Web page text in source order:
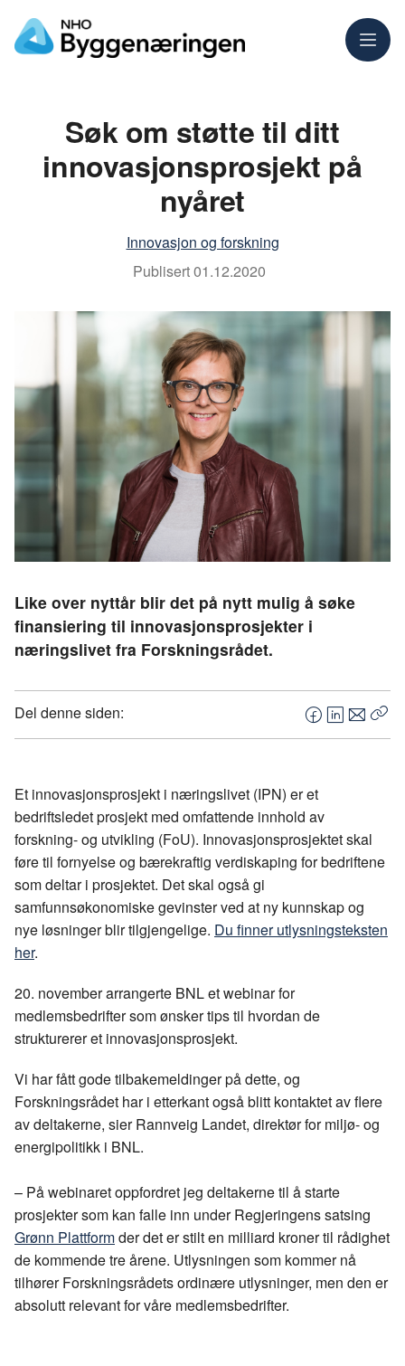
Meny
Søk om støtte til ditt
innovasjonsprosjekt på
nyåret
Innovasjon og forskning
Publisert01.12.2020
Like over nyttår blir det på nytt mulig å søke
finansiering til innovasjonsprosjekter i
næringslivet fra Forskningsrådet.
Del denne siden:
F
a
e
b
o
o
L
i
d
I
E
-
t
Et innovasjonsprosjekt i næringslivet (IPN) er et
bedriftsledet prosjekt med omfattende innhold av
forskning- og utvikling (FoU). Innovasjonsprosjektet skal
føre til fornyelse og bærekraftig verdiskaping for bedriftene
som deltar i prosjektet. Det skal også gi
samfunnsøkonomiske gevinster ved at ny kunnskap og
nye løsninger blir tilgjengelige. Du finner utlysningsteksten
her.
20. november arrangerte BNL et webinar for
medlemsbedrifter som ønsker tips til hvordan de
strukturerer et innovasjonsprosjekt.
Vi har fått gode tilbakemeldinger på dette, og
Forskningsrådet har i etterkant også blitt kontaktet av flere
av deltakerne, sier Rannveig Landet, direktør for miljø- og
energipolitikk i BNL.
– På webinaret oppfordret jeg deltakerne til å starte
prosjekter som kan falle inn under Regjeringens satsing
Grønn Plattformder det er stilt en milliard kroner til rådighet
de kommende tre årene. Utlysningen som kommer nå
tilhører Forskningsrådets ordinære utlysninger, men den er
absolutt relevant for våre medlemsbedrifter.